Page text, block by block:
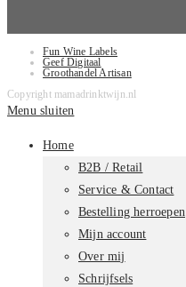
Fun Wine Labels
Geef Digitaal
Groothandel Artisan
Copyright mamadrinktwijn.nl
Menu sluiten
Home
B2B / Retail
Service & Contact
Bestelling herroepen
Mijn account
Over mij
Schrijfsels